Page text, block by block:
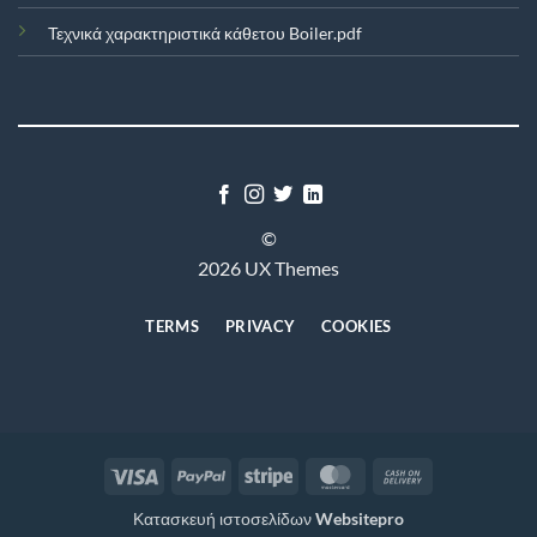
Τεχνικά χαρακτηριστικά κάθετου Boiler.pdf
©
2026 UX Themes
TERMS PRIVACY COOKIES
Visa PayPal Stripe MasterCard
Κατασκευή ιστοσελίδωνWebsitepro